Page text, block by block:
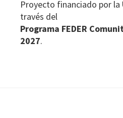
Proyecto financiado por la
través del
Programa FEDER
2027.